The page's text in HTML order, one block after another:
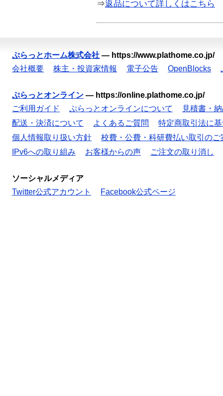
⇒返品について詳しくはこちら
ぷらっとホーム株式会社 — https://www.plathome.co.jp/
会社概要
株主・投資家情報 電子公告 OpenBlocks
ぷらっとオンライン — https://online.plathome.co.jp/
ご利用ガイド
ぷらっとオンラインについて
見積書・
配送・決済について
よくあるご質問
特定商取引法に
個人情報取り扱い方針
校費・公費・科研費払い取引のご
IPv6への取り組み
お客様からの声 ご注文の取り消し
ソーシャルメディア
Twitter公式アカウント
Facebook公式ページ